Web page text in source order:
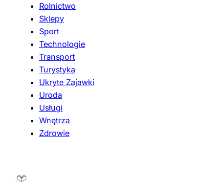
Rolnictwo
Sklepy
Sport
Technologie
Transport
Turystyka
Ukryte Zajawki
Uroda
Usługi
Wnętrza
Zdrowie